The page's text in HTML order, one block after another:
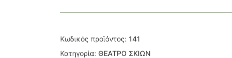
Κωδικός προϊόντος: 141
Κατηγορία: ΘΕΑΤΡΟ ΣΚΙΩΝ